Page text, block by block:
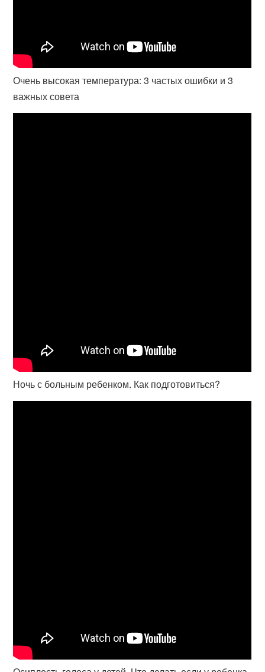
Очень высокая температура: 3 частых ошибки и 3
важных совета
Ночь с больным ребенком. Как подготовиться?